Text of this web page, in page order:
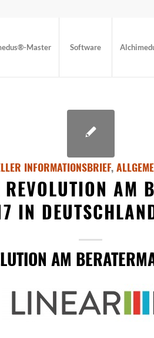
Master Software
INFORMATIONSBRIEF,
AM
IN
AM